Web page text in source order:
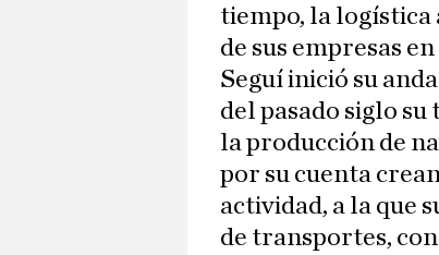
tiempo, la logística
de sus empresas
Seguí inició su
del pasado siglo
la producción de
por su cuenta
actividad, a la que
de transportes,